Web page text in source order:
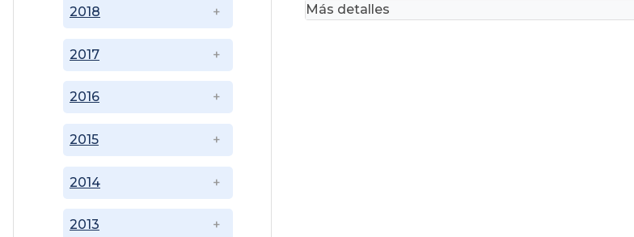
2013
2014
2015
2016
2017
2018 Más detalles